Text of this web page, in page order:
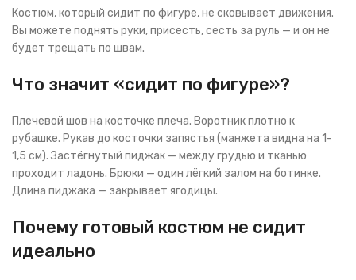
Костюм, который сидит по фигуре, не сковывает движения.
Вы можете поднять руки, присесть, сесть за руль — и он не
будет трещать по швам.
Что значит «сидит по фигуре»?
Плечевой шов на косточке плеча. Воротник плотно к
рубашке. Рукав до косточки запястья (манжета видна на 1-
1,5 см). Застёгнутый пиджак — между грудью и тканью
проходит ладонь. Брюки — один лёгкий залом на ботинке.
Длина пиджака — закрывает ягодицы.
Почему готовый костюм не сидит
идеально